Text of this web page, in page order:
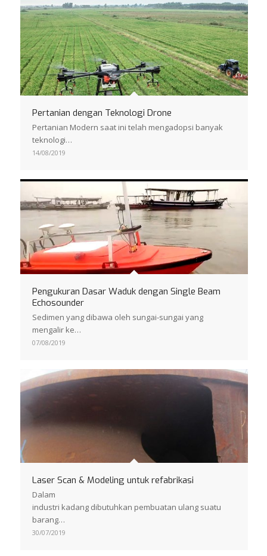
Pertanian dengan Teknologi Drone
Pertanian Modern saat ini telah mengadopsi banyak
teknologi…
14/08/2019
Pengukuran Dasar Waduk dengan Single Beam
Echosounder
Sedimen yang dibawa oleh sungai-sungai yang
mengalir ke…
07/08/2019
Laser Scan & Modeling untuk refabrikasi
Dalam
industri kadang dibutuhkan pembuatan ulang suatu
barang…
30/07/2019